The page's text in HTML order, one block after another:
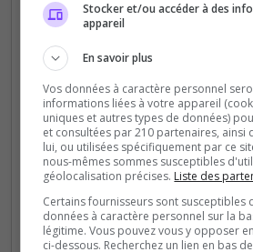
Arene Fun PVE
[FR]THE
✪ Hello les rusteurs(e)
Survivor PVe Notre serveur est
divers plugins
Stocker et/ou accéder à des
appareil
En savoir plus
Vos données à caractère personnel
informations liées à votre appareil
uniques et autres types de données)
et consultées par 210 partenaires, ainsi
lui, ou utilisées spécifiquement par ce
nous-mêmes sommes susceptibles
géolocalisation précises. Liste des
Certains fournisseurs sont susceptibles
données à caractère personnel sur la
légitime. Vous pouvez vous y opposer
ci-dessous. Recherchez un lien en bas